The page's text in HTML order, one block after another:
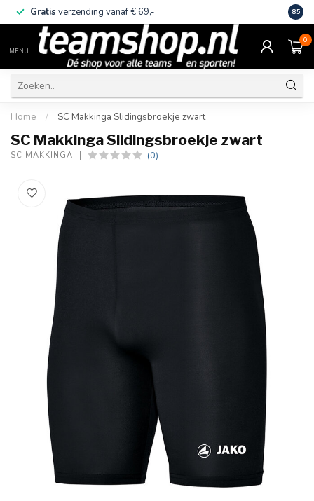
Gratis verzending vanaf € 69,- Eigen
8.5
MENU
0
Home / SC Makkinga Slidingsbroekje zwart
SC Makkinga Slidingsbroekje zwart
SC MAKKINGA (0)